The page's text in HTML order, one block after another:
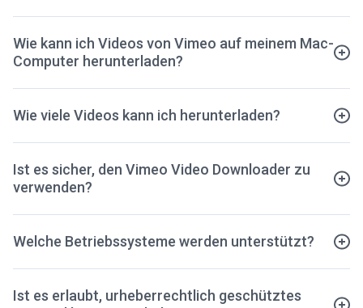
Wie kann ich Videos von Vimeo auf meinem Mac-
Computer herunterladen?
Wie viele Videos kann ich herunterladen?
Ist es sicher, den Vimeo Video Downloader zu
verwenden?
Welche Betriebssysteme werden unterstützt?
Ist es erlaubt, urheberrechtlich geschütztes